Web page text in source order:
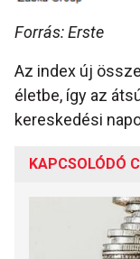
Forrás: Erste
Az index új
életbe, így az
kereskedési
KAPCSOLÓDÓ